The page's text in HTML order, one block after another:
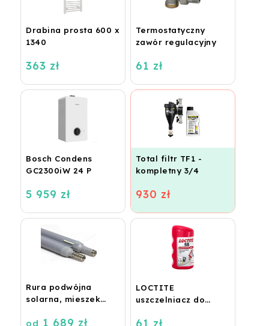
Drabina prosta 600 x
1340
363 zł
Termostatyczny
zawór regulacyjny
1/2" x EK
61 zł
Bosch Condens
GC2300iW 24 P
5 959 zł
Total filtr TF1 -
kompletny 3/4
930 zł
Rura podwójna
solarna, mieszek
od 1 689 zł
LOCTITE
uszczelniacz do
rolka